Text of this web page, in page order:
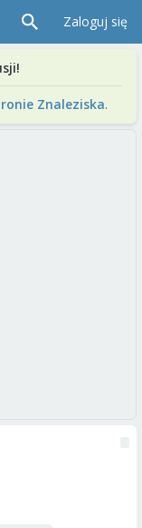
Zaloguj się
Znaleziska.